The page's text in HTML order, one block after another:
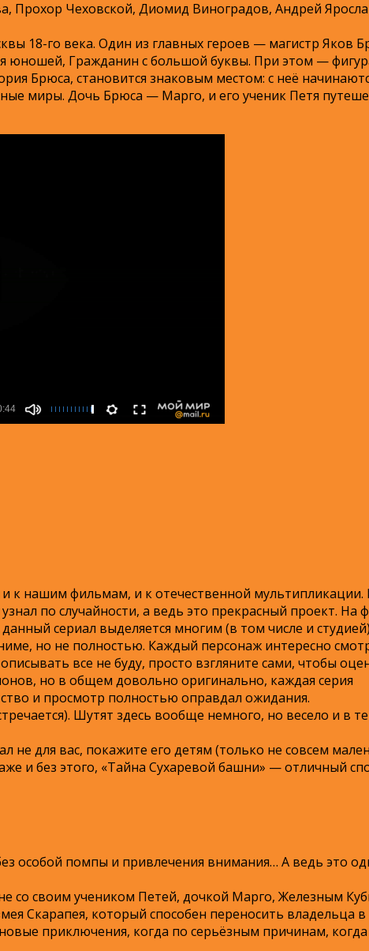
Прохор Чеховской, Диомид Виноградов, Андрей
18-го века. Один из главных героев — магистр Яков
юношей, Гражданин с большой буквы. При этом —
Брюса, становится знаковым местом: с неё
миры. Дочь Брюса — Марго, и его ученик Петя
к нашим фильмам, и к отечественной мультипликации.
по случайности, а ведь это прекрасный проект. На
сериал выделяется многим (в том числе и
но не полностью. Каждый персонаж интересно
все не буду, просто взгляните сами, чтобы
но в общем довольно оригинально, каждая серия
и просмотр полностью оправдал ожидания.
Шутят здесь вообще немного, но весело и в
не для вас, покажите его детям (только не совсем
и без этого, «Тайна Сухаревой башни» — отличный
особой помпы и привлечения внимания… А ведь это
со своим учеником Петей, дочкой Марго, Железным
Скарапея, который способен переносить владельца в
приключения, когда по серьёзным причинам, когда